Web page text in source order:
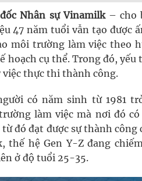
Nhân sự Vinamilk– cho
47 năm tuổi vẫn tạo được
môi trường làm việc theo
hoạch cụ thể. Trong đó, yếu
thực thi thành công.
có năm sinh từ 1981
làm việc mà nơi đó
đó đạt được sự thành công
hệ Gen Y-Z đang
ở độ tuổi 25-35.